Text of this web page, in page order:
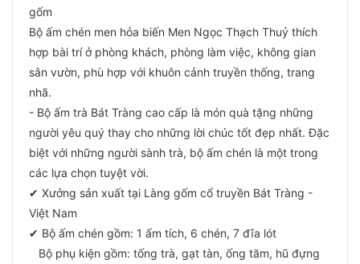
gốm
Bộ ấm chén men hỏa biến Men Ngọc Thạch Thuỷ thích
hợp bài trí ở phòng khách, phòng làm việc, không gian
sân vườn, phù hợp với khuôn cảnh truyền thống, trang
nhã.
- Bộ ấm trà Bát Tràng cao cấp là món quà tặng những
người yêu quý thay cho những lời chúc tốt đẹp nhất. Đặc
biệt với những người sành trà, bộ ấm chén là một trong
các lựa chọn tuyệt vời.
✔ Xưởng sản xuất tại Làng gốm cổ truyền Bát Tràng -
Việt Nam
✔ Bộ ấm chén gồm: 1 ấm tích, 6 chén, 7 đĩa lót
Bộ phụ kiện gồm: tống trà, gạt tàn, ống tăm, hũ đựng